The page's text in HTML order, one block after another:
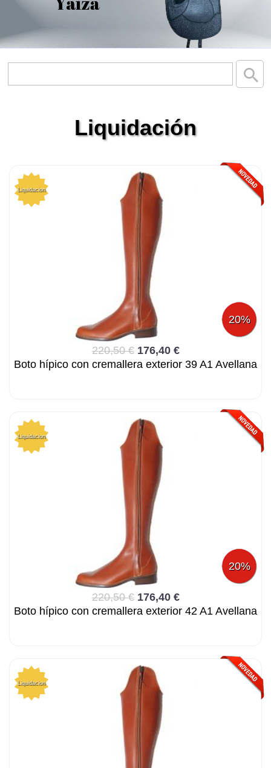
Liquidación
Liquidacion
20%
220,50 € 176,40 €
Boto hípico con cremallera exterior 39 A1 Avellana
Liquidacion
20%
220,50 € 176,40 €
Boto hípico con cremallera exterior 42 A1 Avellana
Liquidacion